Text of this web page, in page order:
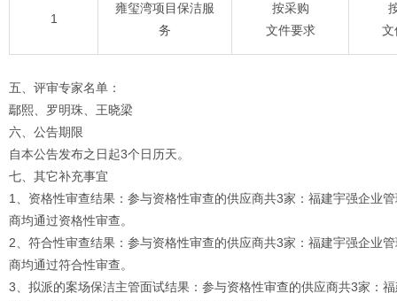
1
雍玺湾项目保洁服
务
按采购
文件要求
文
五、评审专家名单：
鄢熙、罗明珠、王晓梁
六、公告期限
自本公告发布之日起3个日历天。
七、其它补充事宜
1、资格性审查结果：参与资格性审查的供应商共3家：福建宇强企业
商均通过资格性审查。
2、符合性审查结果：参与资格性审查的供应商共3家：福建宇强企业
商均通过符合性审查。
3、拟派的案场保洁主管面试结果：参与资格性审查的供应商共3家：